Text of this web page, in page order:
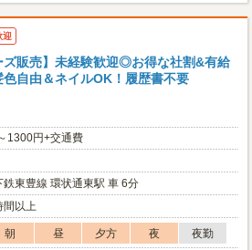
迎
ズ販売】未経験歓迎◎お得な社割&有給
自由＆ネイルOK！履歴書不要
1300円+交通費
鉄東豊線 環状通東駅 車 6分
間以上
朝 昼 夕方 夜
夜勤